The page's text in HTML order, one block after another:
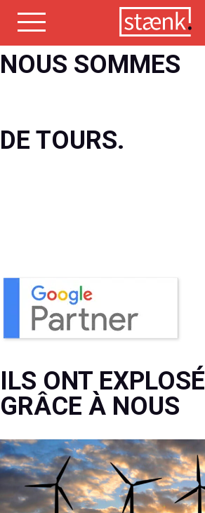
to
content
NOUS SOMMES
DE TOURS.
ILS ONT EXPLOSÉ
GRÂCE À NOUS